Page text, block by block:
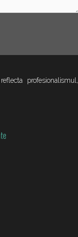
profesionalismul,